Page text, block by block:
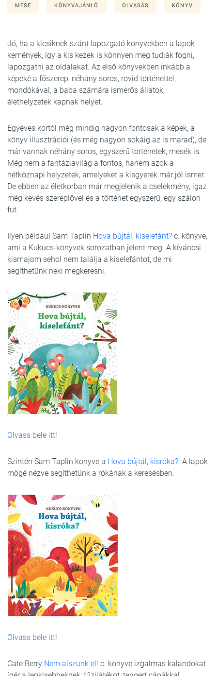
MESE KÖNYVAJÁNLÓ OLVASÁS KÖNYV
Jó, ha a kicsiknek szánt lapozgató könyvekben a lapok
kemények, így a kis kezek is könnyen meg tudják fogni,
lapozgatni az oldalakat. Az első könyvekben inkább a
képeké a főszerep, néhány soros, rövid történettel,
mondókával, a baba számára ismerős állatok,
élethelyzetek kapnak helyet.
Egyéves kortól még mindig nagyon fontosak a képek, a
könyv illusztrációi (és még nagyon sokáig az is marad), de
már vannak néhány soros, egyszerű történetek, mesék is.
Még nem a fantáziavilág a fontos, hanem azok a
hétköznapi helyzetek, amelyeket a kisgyerek már jól ismer.
De ebben az életkorban már megjelenik a cselekmény, igaz
még kevés szereplővel és a történet egyszerű, egy szálon
fut.
Ilyen például Sam Taplin Hova bújtál, kiselefánt? c. könyve,
ami a Kukucs-könyvek sorozatban jelent meg. A kíváncsi
kismajom sehol nem találja a kiselefántot, de mi
segíthetünk neki megkeresni.
Olvass bele itt!
Szintén Sam Taplin könyve a Hova bújtál, kisróka?. A lapok
mögé nézve segíthetünk a rókának a keresésben.
Olvass bele itt!
Cate Berry Nem alszunk el! c. könyve izgalmas kalandokat